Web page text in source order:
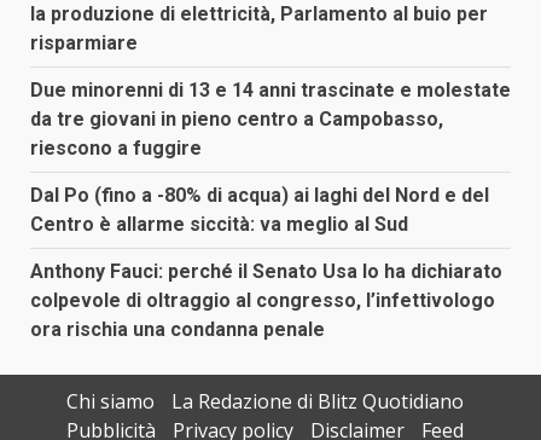
la produzione di elettricità, Parlamento al buio per
risparmiare
Due minorenni di 13 e 14 anni trascinate e molestate
da tre giovani in pieno centro a Campobasso,
riescono a fuggire
Dal Po (fino a -80% di acqua) ai laghi del Nord e del
Centro è allarme siccità: va meglio al Sud
Anthony Fauci: perché il Senato Usa lo ha dichiarato
colpevole di oltraggio al congresso, l’infettivologo
ora rischia una condanna penale
Chi siamo
La Redazione di Blitz Quotidiano
Pubblicità
Privacy policy Disclaimer Feed